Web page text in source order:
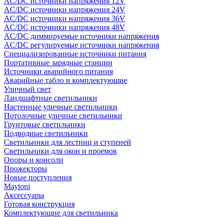
AC/DC источники напряжения 24V
AC/DC источники напряжения 36V
AC/DC источники напряжения 48V
AC/DC диммируемые источники напряжения
AC/DC регулируемые источники напряжения
Специализированные источники питания
Портативные зарядные станции
Источники аварийного питания
Аварийные табло и комплектующие
Уличный свет
Ландшафтные светильники
Настенные уличные светильники
Потолочные уличные светильники
Грунтовые светильники
Подводные светильники
Светильники для лестниц и ступеней
Светильники для окон и проемов
Опоры и консоли
Прожекторы
Новые поступления
Maytoni
Аксессуары
Готовая конструкция
Комплектующие для светильника